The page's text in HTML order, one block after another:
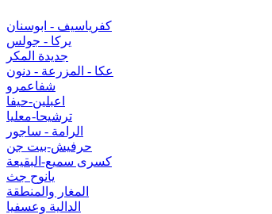
كفرياسيف - ابوسنان
يركا - جولس
جديدة المكر
عكا - المزرعة - دنون
شفاعمرو
اعبلين-حيفا
ترشيحا-معليا
الرامة - ساجور
حرفيش-بيت جن
كسرى سميع-البقيعة
يانوح جث
المغار والمنطقة
الدالية وعسفيا